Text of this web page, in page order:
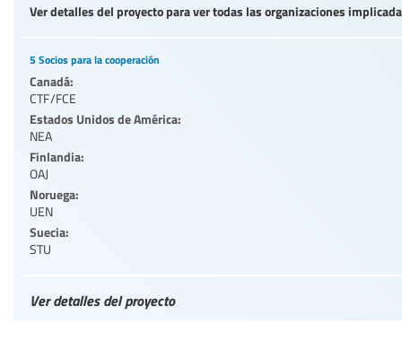
Ver detalles del proyecto para ver todas las organizaciones
5 Socios para la cooperación
Canadá:
CTF/FCE
Estados Unidos de América:
NEA
Finlandia:
OAJ
Noruega:
UEN
Suecia:
STU
Ver detalles del proyecto